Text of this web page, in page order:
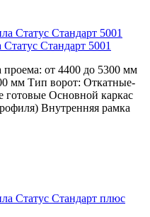
Стандарт 5001
от 4400 до 5300 мм
мм Тип ворот: Откатные-
готовые Основной каркас
Внутренняя рамка